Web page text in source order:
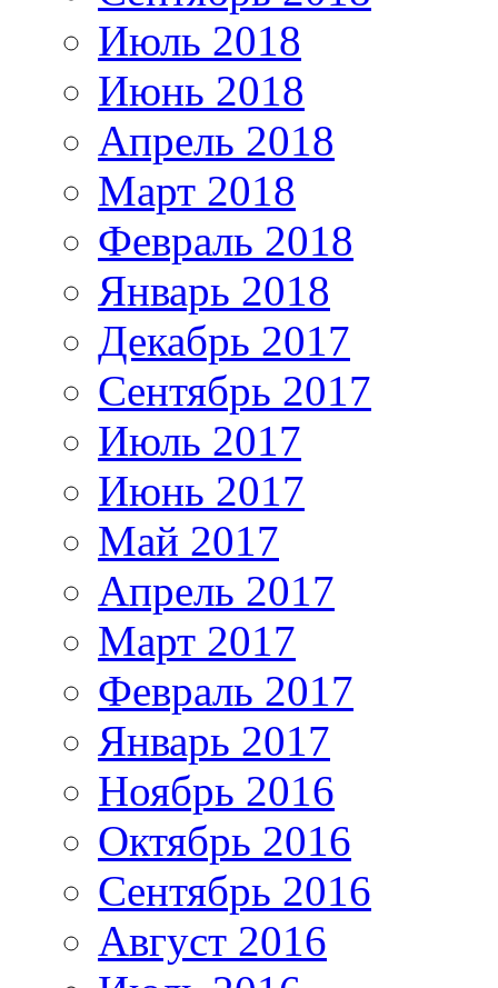
Июль 2018
Июнь 2018
Апрель 2018
Март 2018
Февраль 2018
Январь 2018
Декабрь 2017
Сентябрь 2017
Июль 2017
Июнь 2017
Май 2017
Апрель 2017
Март 2017
Февраль 2017
Январь 2017
Ноябрь 2016
Октябрь 2016
Сентябрь 2016
Август 2016